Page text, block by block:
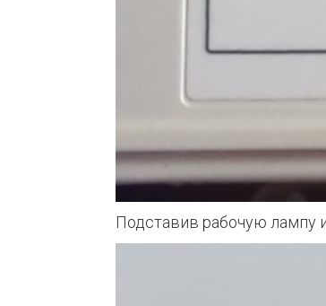
Подставив рабочую лампу